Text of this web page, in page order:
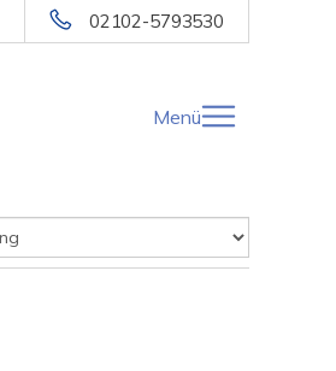
02102-5793530
Menü